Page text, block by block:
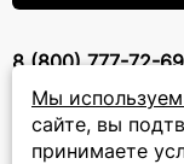
Мы
сайте, вы
принимаете
8 (800) 777-72-69
прием звонков:
ПОДПИСКА НА